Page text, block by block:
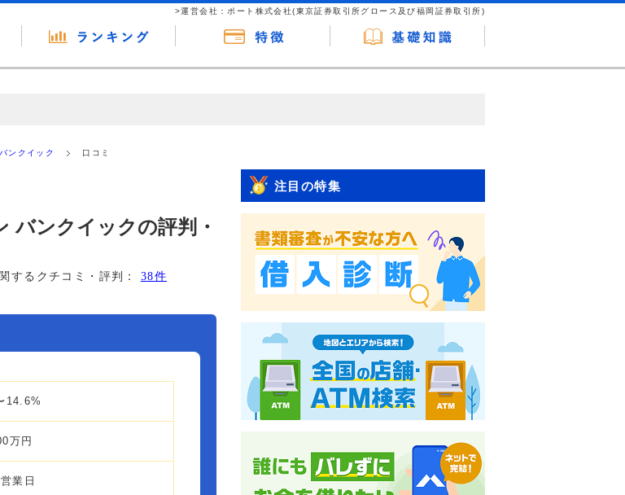
>運営会社：ポート株式会社(東京証券取引所グロース及び福岡証券取引所)
ンクイック 口コミ
バンクイックの評判・
するクチコミ・評判： 38件
14.6%
万円
業日
注目の特集